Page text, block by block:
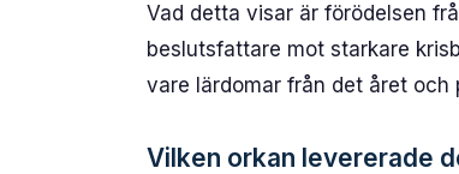
Vad detta visar är förödelsen
beslutsfattare mot starkare
vare lärdomar från det året och
Vilken orkan levererade